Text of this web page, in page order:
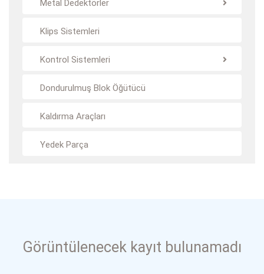
Metal Dedektörler
Klips Sistemleri
Kontrol Sistemleri
Dondurulmuş Blok Öğütücü
Kaldırma Araçları
Yedek Parça
Görüntülenecek kayıt bulunamadı